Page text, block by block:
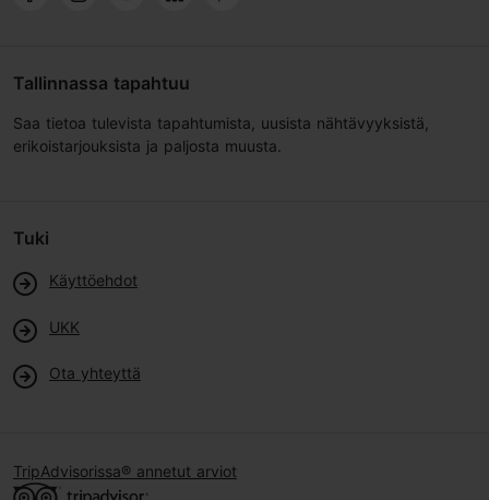
Tallinnassa tapahtuu
Saa tietoa tulevista tapahtumista, uusista nähtävyyksistä,
erikoistarjouksista ja paljosta muusta.
Tuki
Käyttöehdot
UKK
Ota yhteyttä
TripAdvisorissa® annetut arviot